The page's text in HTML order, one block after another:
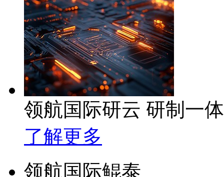
领航国际研云 研制一
了解更多
领航国际鲲泰